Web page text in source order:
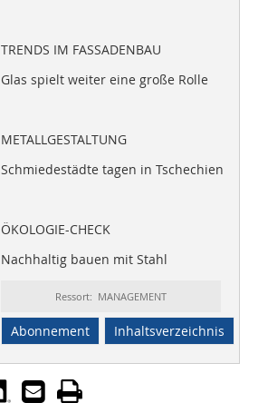
TRENDS IM FASSADENBAU
Glas spielt weiter eine große Rolle
METALLGESTALTUNG
Schmiedestädte tagen in Tschechien
ÖKOLOGIE-CHECK
Nachhaltig bauen mit Stahl
Ressort: MANAGEMENT
Abonnement Inhaltsverzeichnis